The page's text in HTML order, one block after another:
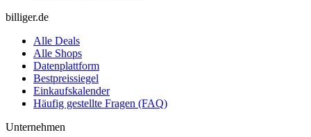
billiger.de
Alle Deals
Alle Shops
Datenplattform
Bestpreissiegel
Einkaufskalender
Häufig gestellte Fragen (FAQ)
Unternehmen